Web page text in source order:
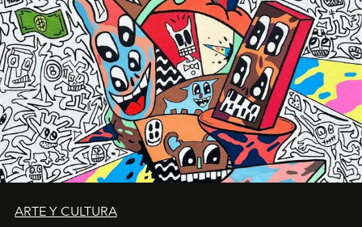
ARTE Y CULTURA